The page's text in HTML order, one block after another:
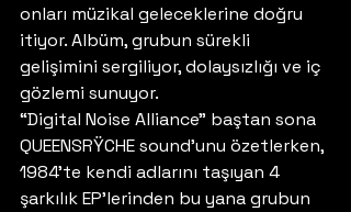
onları müzikal geleceklerine doğru
itiyor. Albüm, grubun sürekli
gelişimini sergiliyor, dolaysızlığı ve iç
gözlemi sunuyor.
“Digital Noise Alliance” baştan sona
QUEENSRŸCHE sound’unu özetlerken,
1984’te kendi adlarını taşıyan 4
şarkılık EP’lerinden bu yana grubun